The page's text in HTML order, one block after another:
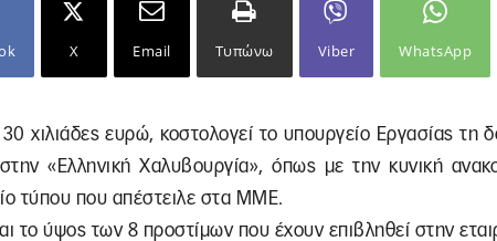
X Email Τυπώνω Viber WhatsApp
χιλιάδες ευρώ, κοστολογεί το υπουργείο Εργασίας τη
«Ελληνική Χαλυβουργία», όπως με την κυνική
τύπου που απέστειλε στα ΜΜΕ.
το ύψος των 8 προστίμων που έχουν επιβληθεί στην